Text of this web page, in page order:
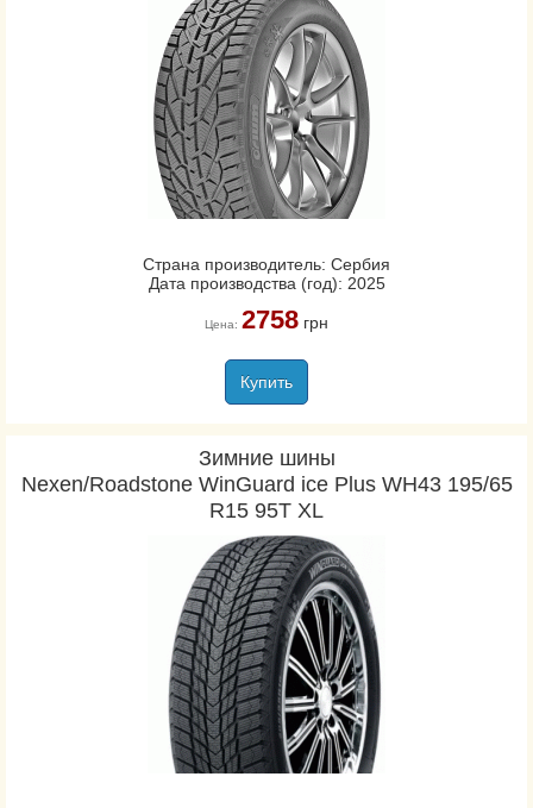
Страна производитель: Сербия
Дата производства (год): 2025
Цена: 2758грн
Купить
Зимние шины
Nexen/Roadstone WinGuard ice Plus WH43 195/65
R15 95T XL